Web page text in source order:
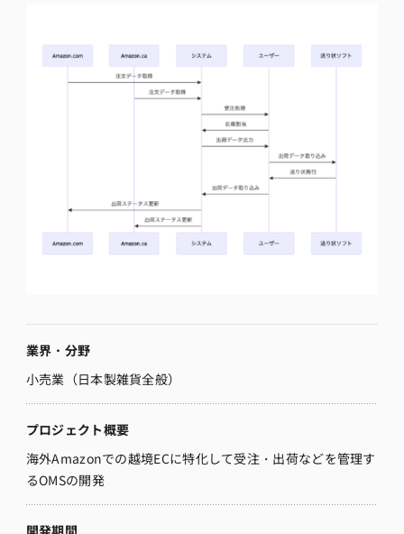
業界・分野
小売業（日本製雑貨全般）
プロジェクト概要
海外Amazonでの越境ECに特化して受注・出荷などを管理す
るOMSの開発